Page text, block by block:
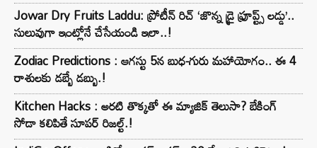
Jowar Dry Fruits Laddu: ప్రోటీన్ రిచ్ ‘జొన్న డ్రై ఫ్రూప్ట్స్ లడ్డు’..
సులువుగా ఇంట్లోనే చేసేయండి ఇలా..!
Zodiac Predictions : ఆగస్టు 5న బుధ-గురు మహాయోగం.. ఈ 4
రాశులకు డబ్బే డబ్బు.!
Kitchen Hacks : అరటి తొక్కతో ఈ మ్యాజిక్ తెలుసా? బేకింగ్
సోడా కలిపితే సూపర్ రిజల్ట్.!